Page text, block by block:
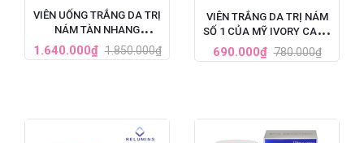
VIÊN UỐNG TRẮNG DA TRỊ
NÁM TÀN NHANG
TRANSINO WHITENING HỘP
240 VIÊN
1.640.000₫ 1.850.000₫
VIÊN TRẮNG DA TRỊ NÁM
SỐ 1 CỦA MỸ IVORY CAPS
GLUTATHIONE (1500MG X
60 VIÊN)
690.000₫ 780.000₫